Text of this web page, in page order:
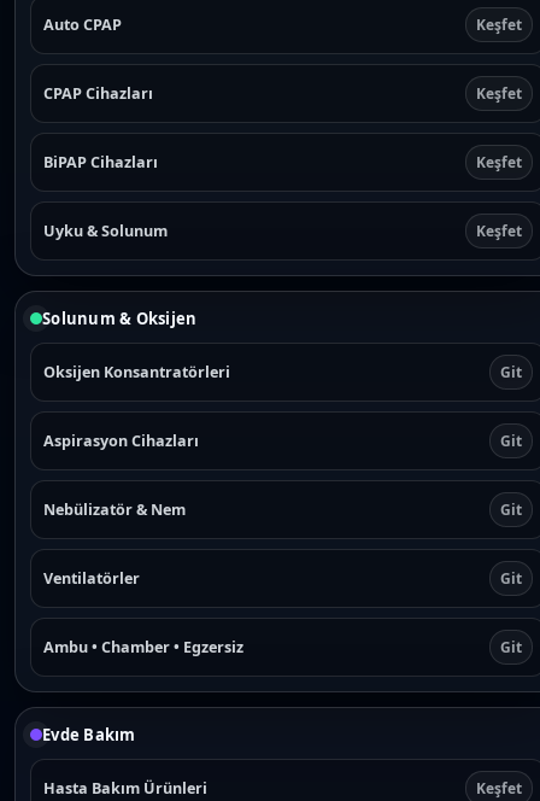
Auto CPAP Keşfet
CPAP Cihazları Keşfet
BiPAP Cihazları Keşfet
Uyku & Solunum Keşfet
Solunum & Oksijen
Oksijen Konsantratörleri Git
Aspirasyon Cihazları Git
Nebülizatör & Nem Git
Ventilatörler Git
Ambu • Chamber • Egzersiz Git
Evde Bakım
Hasta Bakım Ürünleri Keşfet